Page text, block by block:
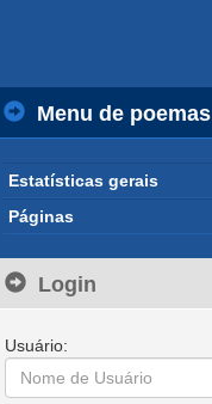
Menu de poemas
Estatísticas gerais
Páginas
Login
Usuário: